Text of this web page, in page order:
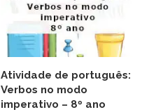
Atividade de português:
Verbos no modo
imperativo – 8º ano